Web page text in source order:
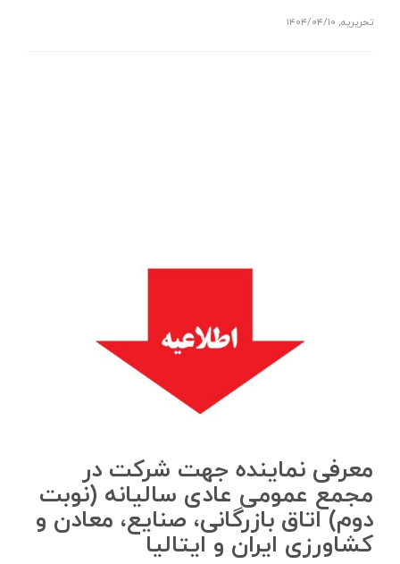
تحریریه, ۱۴۰۴/۰۴/۱۰
معرفی نماینده جهت شرکت در
مجمع عمومی عادی سالیانه (نوبت
دوم) اتاق بازرگانی، صنایع، معادن و
کشاورزی ایران و ایتالیا